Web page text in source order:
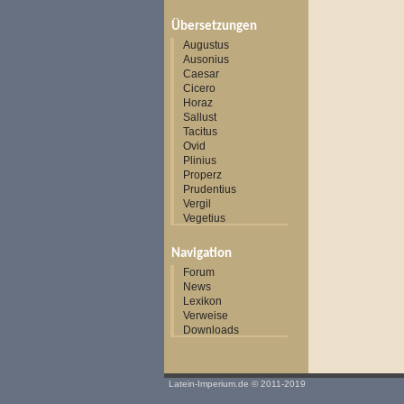
Übersetzungen
Augustus
Ausonius
Caesar
Cicero
Horaz
Sallust
Tacitus
Ovid
Plinius
Properz
Prudentius
Vergil
Vegetius
Navigation
Forum
News
Lexikon
Verweise
Downloads
Latein-Imperium.de © 2011-2019